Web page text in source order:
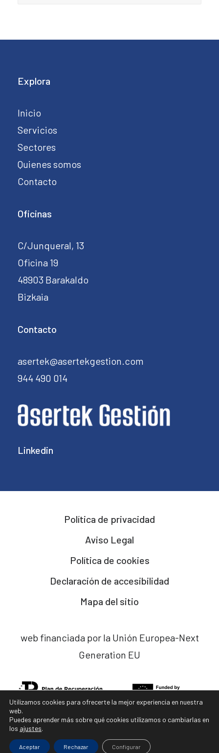
Linkedin
Explora
Inicio
Servicios
Sectores
Quienes somos
Contacto
Oficinas
C/Junqueral, 13
Oficina 19
48903 Barakaldo
Bizkaia
Contacto
asertek@asertekgestion.com
944 490 014
Política de privacidad
Aviso Legal
Política de cookies
Declaración de accesibilidad
Mapa del sitio
web financiada por la Unión Europea-Next
Generation EU
diseño web xladocena.com
Utilizamos cookies para ofrecerte la mejor experiencia en nuestra
web.
Puedes aprender más sobre qué cookies utilizamos o cambiarlas en
los ajustes.
Aceptar Rechazar Configurar